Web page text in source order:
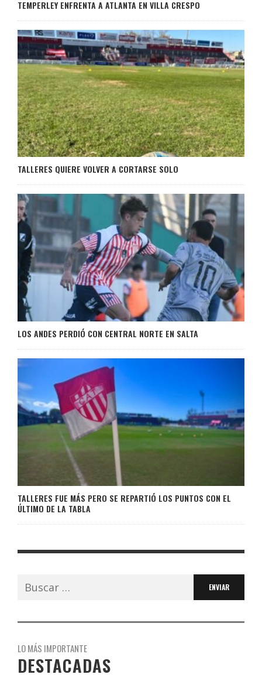
TEMPERLEY ENFRENTA A ATLANTA EN VILLA CRESPO
TALLERES QUIERE VOLVER A CORTARSE SOLO
LOS ANDES PERDIÓ CON CENTRAL NORTE EN SALTA
TALLERES FUE MÁS PERO SE REPARTIÓ LOS PUNTOS CON EL
ÚLTIMO DE LA TABLA
Buscar:
LO MÁS IMPORTANTE
DESTACADAS